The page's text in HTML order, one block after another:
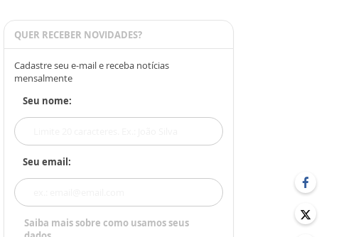
QUER RECEBER NOVIDADES?
Cadastre seu e-mail e receba notícias
mensalmente
Seu nome:
Seu email:
Saiba mais sobre como usamos seus